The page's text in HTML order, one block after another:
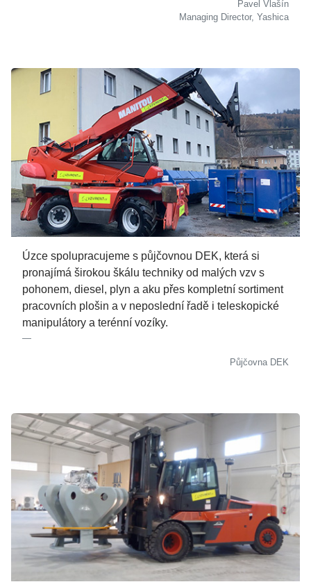
Pavel Vlašín
Managing Director, Yashica
Úzce spolupracujeme s půjčovnou DEK, která si
pronajímá širokou škálu techniky od malých vzv s
pohonem, diesel, plyn a aku přes kompletní sortiment
pracovních plošin a v neposlední řadě i teleskopické
manipulátory a terénní vozíky.
Půjčovna DEK